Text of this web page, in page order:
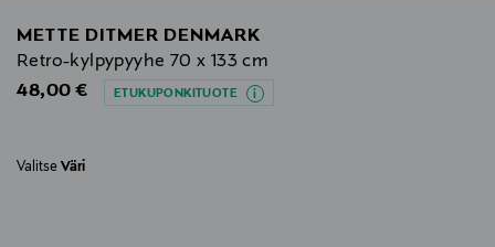
METTE DITMER DENMARK
Retro-kylpypyyhe 70 x 133 cm
Original Price
48,00 € ETUKUPONKITUOTE
Valitse Väri